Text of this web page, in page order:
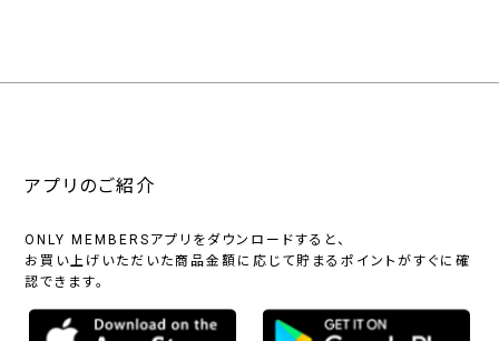
アプリのご紹介
ONLY MEMBERSアプリをダウンロードすると、
お買い上げいただいた商品金額に応じて貯まるポイントがすぐに確
認できます。